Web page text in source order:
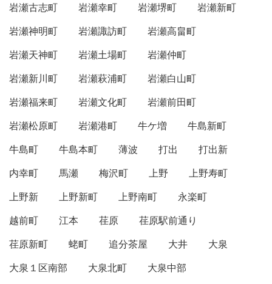
岩瀬古志町
岩瀬幸町 岩瀬堺町
岩瀬新町
岩瀬神明町
岩瀬諏訪町
岩瀬高畠町
岩瀬天神町
岩瀬土場町
岩瀬仲町
岩瀬新川町
岩瀬萩浦町
岩瀬白山町
岩瀬福来町
岩瀬文化町
岩瀬前田町
岩瀬松原町
岩瀬港町 牛ケ増
牛島新町
牛島町
牛島本町 薄波 打出
打出新
内幸町
馬瀬 梅沢町 上野
上野寿町
上野新
上野新町 上野南町
永楽町
越前町
江本 荏原
荏原駅前通り
荏原新町
蛯町 追分茶屋 大井
大泉
大泉１区南部
大泉北町
大泉中部